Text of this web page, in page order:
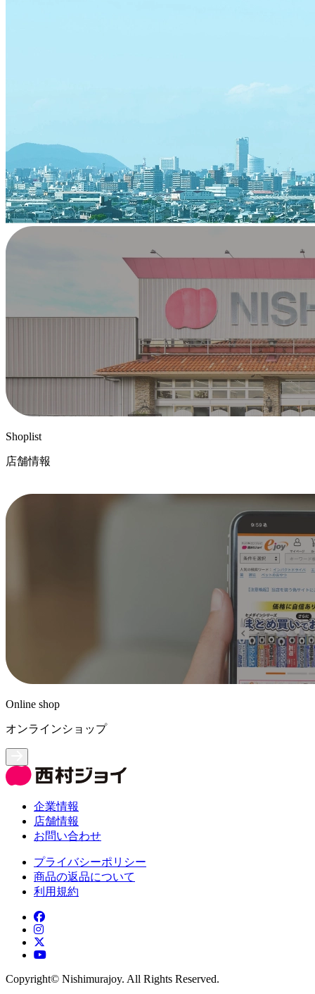
Shoplist
店舗情報
Online shop
オンラインショップ
企業情報
店舗情報
お問い合わせ
プライバシーポリシー
商品の返品について
利用規約
Copyright©︎ Nishimurajoy. All Rights Reserved.